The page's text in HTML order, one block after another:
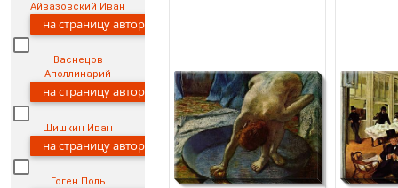
Айвазовский Иван
на страницу автора
Васнецов
Аполлинарий
на страницу автора
Шишкин Иван
на страницу автора
Гоген Поль